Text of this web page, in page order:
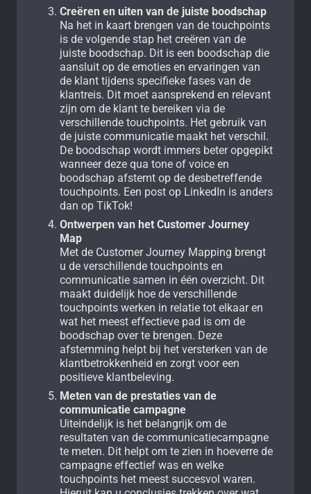
Creëren en uiten van de juiste boodschap
Na het in kaart brengen van de touchpoints
is de volgende stap het creëren van de
juiste boodschap. Dit is een boodschap die
aansluit op de emoties en ervaringen van
de klant tijdens specifieke fases van de
klantreis. Dit moet aansprekend en relevant
zijn om de klant te bereiken via de
verschillende touchpoints. Het gebruik van
de juiste communicatie maakt het verschil.
De boodschap wordt immers beter opgepikt
wanneer deze qua tone of voice en
boodschap afstemt op de desbetreffende
touchpoints. Een post op LinkedIn is anders
dan op TikTok!
Ontwerpen van het Customer Journey
Map
Met de Customer Journey Mapping brengt
u de verschillende touchpoints en
communicatie samen in één overzicht. Dit
maakt duidelijk hoe de verschillende
touchpoints werken in relatie tot elkaar en
wat het meest effectieve pad is om de
boodschap over te brengen. Deze
afstemming helpt bij het versterken van de
klantbetrokkenheid en zorgt voor een
positieve klantbeleving.
Meten van de prestaties van de
communicatie campagne
Uiteindelijk is het belangrijk om de
resultaten van de communicatiecampagne
te meten. Dit helpt om te zien in hoeverre de
campagne effectief was en welke
touchpoints het meest succesvol waren.